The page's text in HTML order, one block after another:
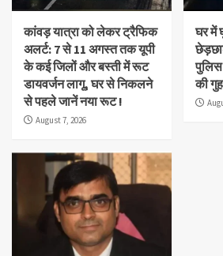
कांवड़ यात्रा को लेकर ट्रैफिक
अलर्ट: 7 से 11 अगस्त तक यूपी
के कई जिलों और बस्ती में रूट
डायवर्जन लागू, घर से निकलने
से पहले जानें नया रूट !
August 7, 2026
घर में
पुलिस
की